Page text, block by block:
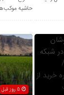
حاشیه